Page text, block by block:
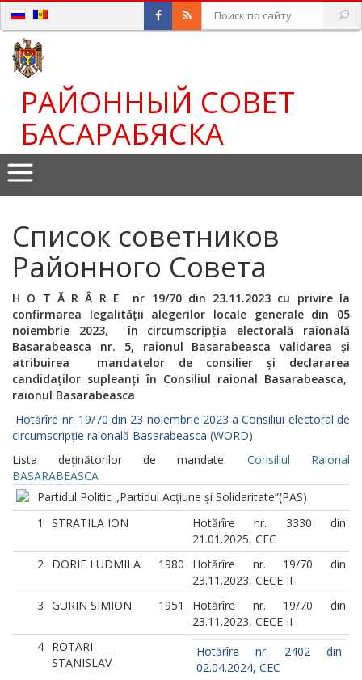
РАЙОННЫЙ СОВЕТ
БАСАРАБЯСКА
Список советников
Районного Совета
H O T Ă R Â R E nr 19/70 din 23.11.2023 cu privire la
confirmarea legalității alegerilor locale generale din 05
noiembrie 2023,
în circumscripția electorală raională
Basarabeasca nr. 5, raionul Basarabeasca validarea și
atribuirea mandatelor de consilier și declararea
candidaților supleanți în Consiliul raional Basarabeasca,
raionul Basarabeasca
Hotărîre nr. 19/70 din 23 noiembrie 2023 a Consiliui electoral de
circumscripție raională Basarabeasca (WORD)
Lista deținătorilor de mandate: Consiliul Raional
BASARABEASCA
Partidul Politic „Partidul Acțiune și Solidaritate”(PAS)
1
STRATILA ION
Hotărîre nr. 3330 din
21.01.2025, CEC
2 DORIF LUDMILA 1980
Hotărîre nr. 19/70 din
23.11.2023, CECE II
3 GURIN SIMION 1951
Hotărîre nr. 19/70 din
23.11.2023, CECE II
4 ROTARI
STANISLAV
Hotărîre nr. 2402 din
02.04.2024, CEC